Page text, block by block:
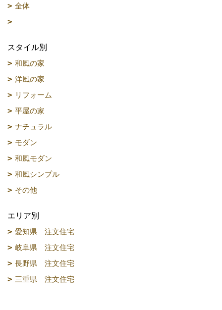
全体
スタイル別
和風の家
洋風の家
リフォーム
平屋の家
ナチュラル
モダン
和風モダン
和風シンプル
その他
エリア別
愛知県 注文住宅
岐阜県 注文住宅
長野県 注文住宅
三重県 注文住宅